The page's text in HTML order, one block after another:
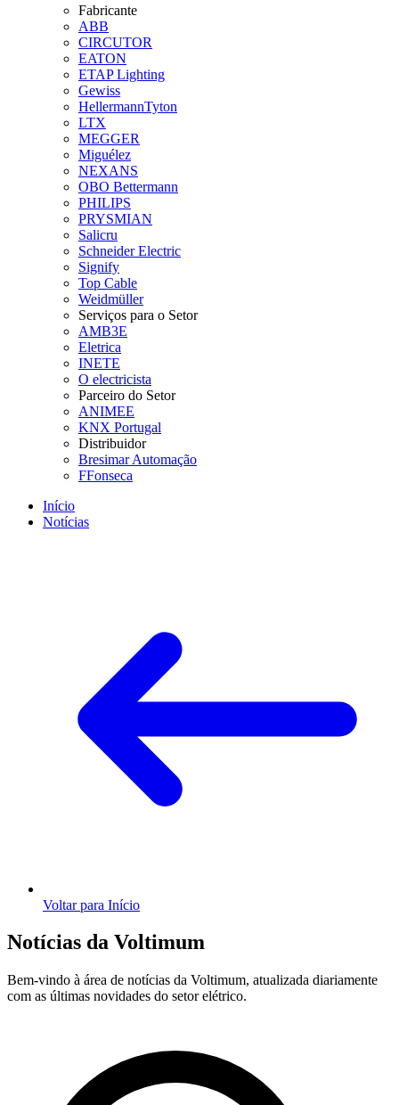
Fabricante
ABB
CIRCUTOR
EATON
ETAP Lighting
Gewiss
HellermannTyton
LTX
MEGGER
Miguélez
NEXANS
OBO Bettermann
PHILIPS
PRYSMIAN
Salicru
Schneider Electric
Signify
Top Cable
Weidmüller
Serviços para o Setor
AMB3E
Eletrica
INETE
O electricista
Parceiro do Setor
ANIMEE
KNX Portugal
Distribuidor
Bresimar Automação
FFonseca
Início
Notícias
Voltar para Início
Notícias da Voltimum
Bem-vindo à área de notícias da Voltimum, atualizada diariamente
com as últimas novidades do setor elétrico.